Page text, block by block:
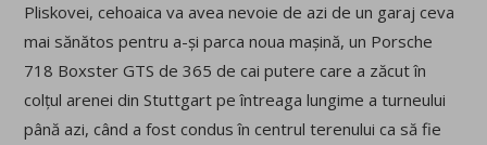
Pliskovei, cehoaica va avea nevoie de azi de un garaj ceva
mai sănătos pentru a-și parca noua mașină, un Porsche
718 Boxster GTS de 365 de cai putere care a zăcut în
colțul arenei din Stuttgart pe întreaga lungime a turneului
până azi, când a fost condus în centrul terenului ca să fie